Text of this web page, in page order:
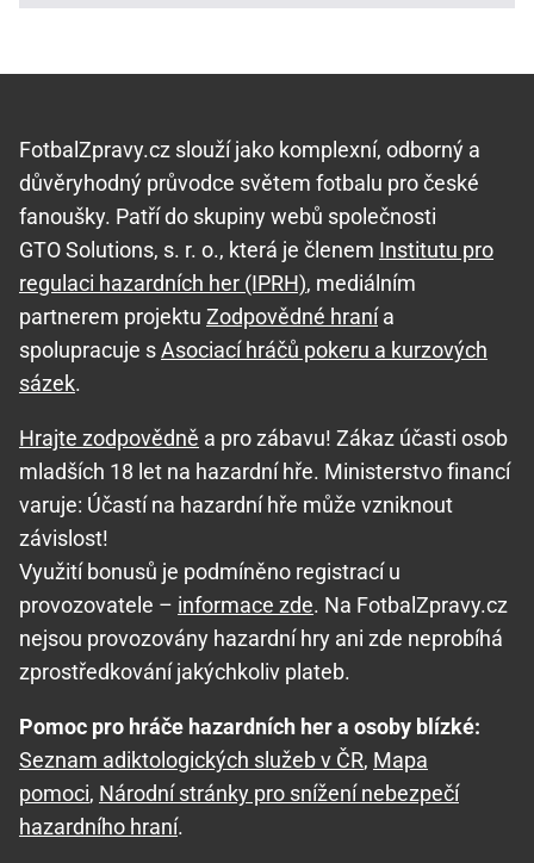
FotbalZpravy.cz slouží jako komplexní, odborný a
důvěryhodný průvodce světem fotbalu pro české
fanoušky. Patří do skupiny webů společnosti
GTO Solutions, s. r. o., která je členem Institutu pro
regulaci hazardních her (IPRH), mediálním
partnerem projektu Zodpovědné hranía
spolupracuje sAsociací hráčů pokeru a kurzových
sázek.
Hrajte zodpovědně a pro zábavu! Zákaz účasti osob
mladších 18 let na hazardní hře. Ministerstvo financí
varuje: Účastí na hazardní hře může vzniknout
závislost!
Využití bonusů je podmíněno registrací u
provozovatele – informace zde. Na FotbalZpravy.cz
nejsou provozovány hazardní hry ani zde neprobíhá
zprostředkování jakýchkoliv plateb.
Pomoc pro hráče hazardních her a osoby blízké:
Seznam adiktologických služeb v ČR, Mapa
pomoci, Národní stránky pro snížení nebezpečí
hazardního hraní.